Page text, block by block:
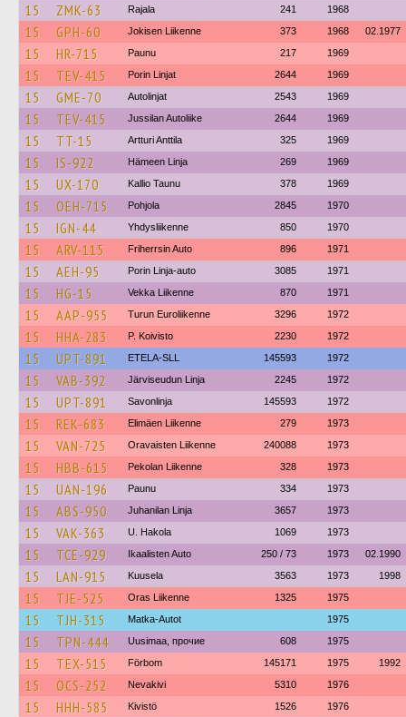
15 ZMK-63 Rajala 241 1968
15 GPH-60 Jokisen Liikenne 373 1968 02.1977
15 HR-715 Paunu 217 1969
15 TEV-415 Porin Linjat 2644 1969
15 GME-70 Autolinjat 2543 1969
15 TEV-415 Jussilan Autoliike 2644 1969
15 TT-15 Artturi Anttila 325 1969
15 IS-922 Hämeen Linja 269 1969
15 UX-170 Kallio Taunu 378 1969
15 OEH-715 Pohjola 2845 1970
15 IGN-44 Yhdysliikenne 850 1970
15 ARV-115 Friherrsin Auto 896 1971
15 AEH-95 Porin Linja-auto 3085 1971
15 HG-15 Vekka Liikenne 870 1971
15 AAP-955 Turun Euroliikenne 3296 1972
15 HHA-283 P. Koivisto 2230 1972
15 UPT-891 ETELA-SLL 145593 1972
15 VAB-392 Järviseudun Linja 2245 1972
15 UPT-891 Savonlinja 145593 1972
15 REK-683 Elimäen Liikenne 279 1973
15 VAN-725 Oravaisten Liikenne 240088 1973
15 HBB-615 Pekolan Liikenne 328 1973
15 UAN-196 Paunu 334 1973
15 ABS-950 Juhanilan Linja 3657 1973
15 VAK-363 U. Hakola 1069 1973
15 TCE-929 Ikaalisten Auto 250 / 73 1973 02.1990
15 LAN-915 Kuusela 3563 1973 1998
15 TJE-525 Oras Liikenne 1325 1975
15 TJH-315 Matka-Autot 1975
15 TPN-444 Uusimaa, прочие 608 1975
15 TEX-515 Förbom 145171 1975 1992
15 OCS-252 Nevakivi 5310 1976
15 HHH-585 Kivistö 1526 1976